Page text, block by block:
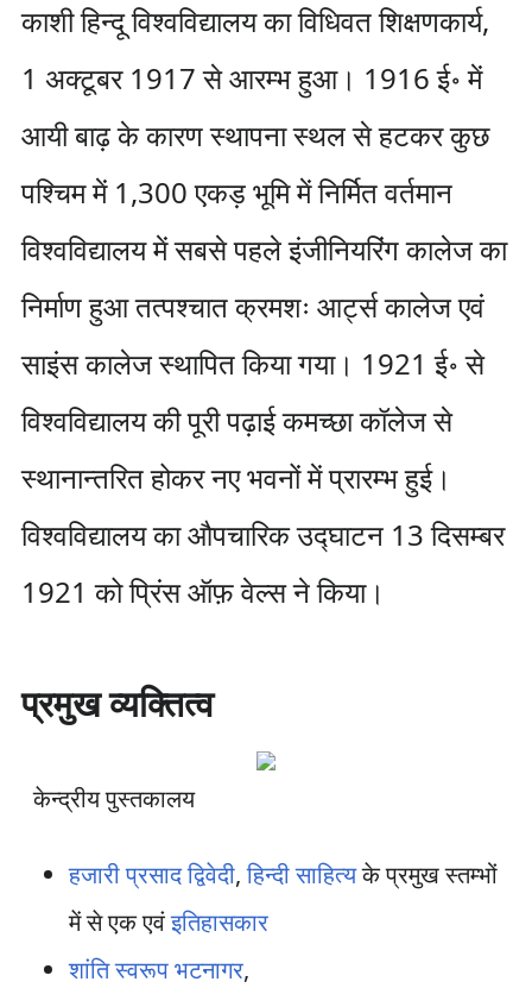
काशी हिन्दू विश्वविद्यालय का विधिवत शिक्षणकार्य,
1 अक्टूबर 1917 से आरम्भ हुआ। 1916 ई॰ में
आयी बाढ़ के कारण स्थापना स्थल से हटकर कुछ
पश्चिम में 1,300 एकड़ भूमि में निर्मित वर्तमान
विश्वविद्यालय में सबसे पहले इंजीनियरिंग कालेज का
निर्माण हुआ तत्पश्चात क्रमशः आर्ट्स कालेज एवं
साइंस कालेज स्थापित किया गया। 1921 ई॰ से
विश्वविद्यालय की पूरी पढ़ाई कमच्छा कॉलेज से
स्थानान्तरित होकर नए भवनों में प्रारम्भ हुई।
विश्वविद्यालय का औपचारिक उद्घाटन 13 दिसम्बर
1921 को प्रिंस ऑफ़ वेल्स ने किया।
प्रमुख व्यक्तित्व
केन्द्रीय पुस्तकालय
हजारी प्रसाद द्विवेदी,हिन्दी साहित्यके प्रमुख स्तम्भों
में से एक एवंइतिहासकार
शांति स्वरूप भटनागर,